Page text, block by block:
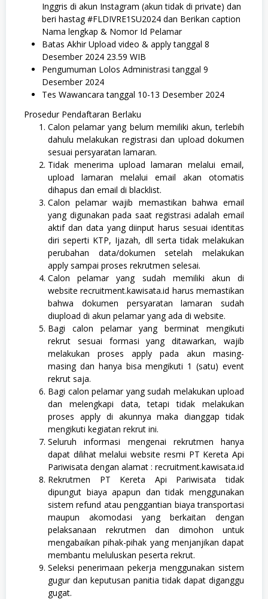
Inggris di akun Instagram (akun tidak di private) dan
beri hastag #FLDIVRE1SU2024 dan Berikan caption
Nama lengkap & Nomor Id Pelamar
Batas Akhir Upload video & apply tanggal 8
Desember 2024 23.59 WIB
Pengumuman Lolos Administrasi tanggal 9
Desember 2024
Tes Wawancara tanggal 10-13 Desember 2024
Prosedur Pendaftaran Berlaku
Calon pelamar yang belum memiliki akun, terlebih
dahulu melakukan registrasi dan upload dokumen
sesuai persyaratan lamaran.
Tidak menerima upload lamaran melalui email,
upload lamaran melalui email akan otomatis
dihapus dan email di blacklist.
Calon pelamar wajib memastikan bahwa email
yang digunakan pada saat registrasi adalah email
aktif dan data yang diinput harus sesuai identitas
diri seperti KTP, Ijazah, dll serta tidak melakukan
perubahan data/dokumen setelah melakukan
apply sampai proses rekrutmen selesai.
Calon pelamar yang sudah memiliki akun di
website recruitment.kawisata.id harus memastikan
bahwa dokumen persyaratan lamaran sudah
diupload di akun pelamar yang ada di website.
Bagi calon pelamar yang berminat mengikuti
rekrut sesuai formasi yang ditawarkan, wajib
melakukan proses apply pada akun masing-
masing dan hanya bisa mengikuti 1 (satu) event
rekrut saja.
Bagi calon pelamar yang sudah melakukan upload
dan melengkapi data, tetapi tidak melakukan
proses apply di akunnya maka dianggap tidak
mengikuti kegiatan rekrut ini.
Seluruh informasi mengenai rekrutmen hanya
dapat dilihat melalui website resmi PT Kereta Api
Pariwisata dengan alamat : recruitment.kawisata.id
Rekrutmen PT Kereta Api Pariwisata tidak
dipungut biaya apapun dan tidak menggunakan
sistem refund atau penggantian biaya transportasi
maupun akomodasi yang berkaitan dengan
pelaksanaan rekrutmen dan dimohon untuk
mengabaikan pihak-pihak yang menjanjikan dapat
membantu meluluskan peserta rekrut.
Seleksi penerimaan pekerja menggunakan sistem
gugur dan keputusan panitia tidak dapat diganggu
gugat.